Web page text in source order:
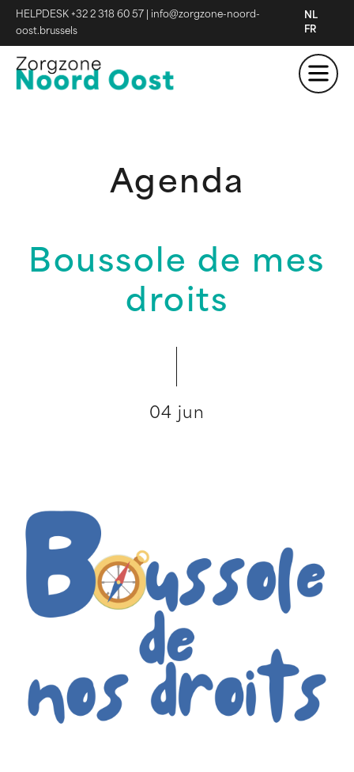
HELPDESK +32 2 318 60 57
info@zorgzone-noord-
oost.brussels
NL
FR
Agenda
Boussole de mes
droits
04 jun